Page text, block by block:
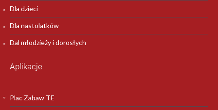
Dla dzieci
Dla nastolatków
Dal młodzieży i dorosłych
Aplikacje
Plac Zabaw TE